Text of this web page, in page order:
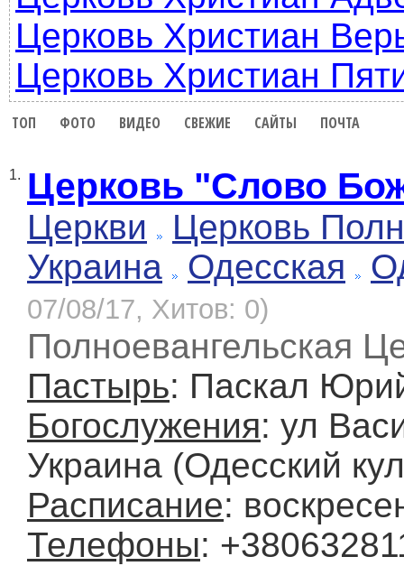
Церковь Христиан
Церковь Христиан
ТОП ФОТО ВИДЕО СВЕЖИЕ САЙТЫ ПОЧТА
1. Церковь "Слово
Церкви
Церковь
Украина
Одесская
07/08/17, Хитов: 0)
Полноевангельская
Пастырь: Паскал
Богослужения: ул
Украина (Одесский
Расписание:
Телефоны: